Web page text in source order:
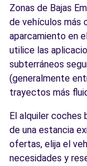
Zonas de Bajas
de vehículos más
aparcamiento en
utilice las
subterráneos
(generalmente
trayectos más
El alquiler coches
de una estancia
ofertas, elija el
necesidades y